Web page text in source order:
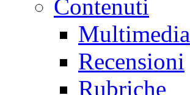
Contenuti
Multimedia
Recensioni
Rubriche